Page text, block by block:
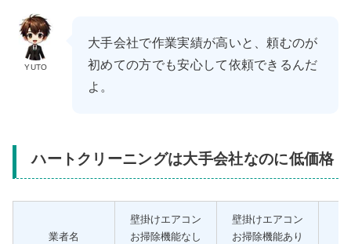
YUTO
大手会社で作業実績が高いと、頼むのが
初めての方でも安心して依頼できるんだ
よ。
ハートクリーニングは大手会社なのに低価格
業者名
壁掛けエアコン
お掃除機能なし
壁掛けエアコン
お掃除機能あり